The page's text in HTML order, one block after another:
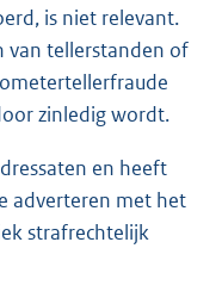
is niet relevant.
van tellerstanden of
zinledig wordt.
en heeft
adverteren met het
strafrechtelijk